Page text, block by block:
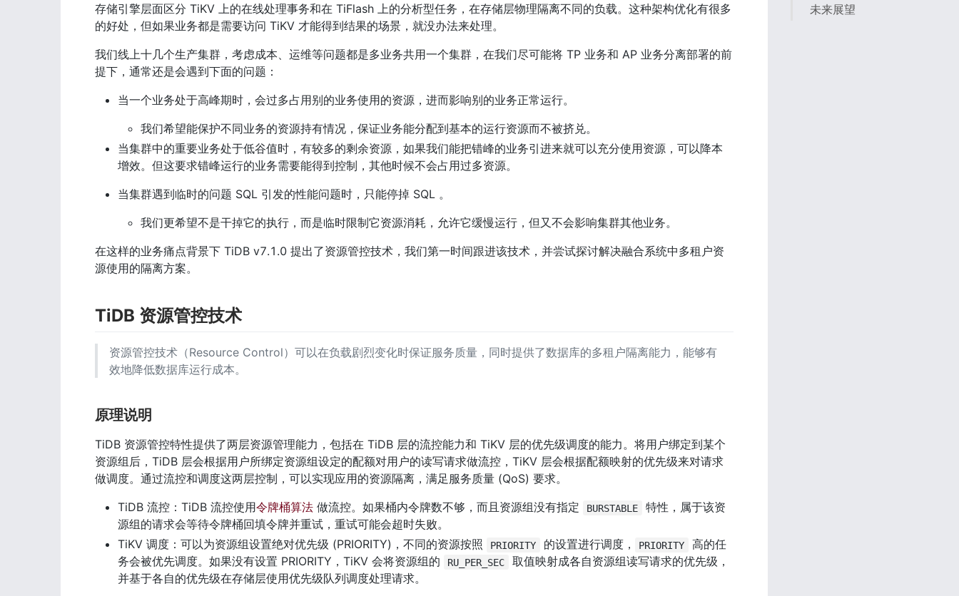
存储引擎层面区分 TiKV 上的在线处理事务和在 TiFlash 上的分析型任务，在存储层物理隔离不同的负载。这种架构优化有很多
的好处，但如果业务都是需要访问 TiKV 才能得到结果的场景，就没办法来处理。
我们线上十几个生产集群，考虑成本、运维等问题都是多业务共用一个集群，在我们尽可能将 TP 业务和 AP 业务分离部署的前
提下，通常还是会遇到下面的问题：
当一个业务处于高峰期时，会过多占用别的业务使用的资源，进而影响别的业务正常运行。
我们希望能保护不同业务的资源持有情况，保证业务能分配到基本的运行资源而不被挤兑。
当集群中的重要业务处于低谷值时，有较多的剩余资源，如果我们能把错峰的业务引进来就可以充分使用资源，可以降本
增效。但这要求错峰运行的业务需要能得到控制，其他时候不会占用过多资源。
当集群遇到临时的问题 SQL 引发的性能问题时，只能停掉 SQL 。
我们更希望不是干掉它的执行，而是临时限制它资源消耗，允许它缓慢运行，但又不会影响集群其他业务。
在这样的业务痛点背景下 TiDB v7.1.0 提出了资源管控技术，我们第一时间跟进该技术，并尝试探讨解决融合系统中多租户资
源使用的隔离方案。
TiDB 资源管控技术
资源管控技术（Resource Control）可以在负载剧烈变化时保证服务质量，同时提供了数据库的多租户隔离能力，能够有
效地降低数据库运行成本。
原理说明
TiDB 资源管控特性提供了两层资源管理能力，包括在 TiDB 层的流控能力和 TiKV 层的优先级调度的能力。将用户绑定到某个
资源组后，TiDB 层会根据用户所绑定资源组设定的配额对用户的读写请求做流控，TiKV 层会根据配额映射的优先级来对请求
做调度。通过流控和调度这两层控制，可以实现应用的资源隔离，满足服务质量 (QoS) 要求。
TiDB 流控：TiDB 流控使用令牌桶算法 做流控。如果桶内令牌数不够，而且资源组没有指定 BURSTABLE
特性，属于该资
源组的请求会等待令牌桶回填令牌并重试，重试可能会超时失败。
TiKV 调度：可以为资源组设置绝对优先级 (PRIORITY)，不同的资源按照
PRIORITY 的设置进行调度， PRIORITY
高的任
务会被优先调度。如果没有设置 PRIORITY，TiKV 会将资源组的
RU_PER_SEC
取值映射成各自资源组读写请求的优先级，
并基于各自的优先级在存储层使用优先级队列调度处理请求。
未来展望